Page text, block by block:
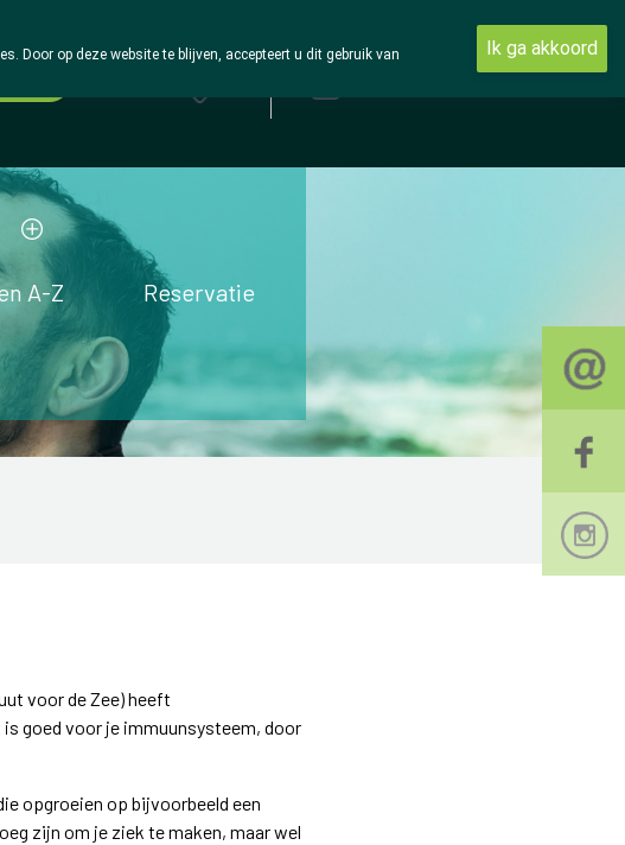
A-Z Reservatie
voor de Zee) heeft
goed voor je immuunsysteem, door
opgroeien op bijvoorbeeld een
zijn om je ziek te maken, maar wel
Door op deze website te blijven, accepteert u dit gebruik van
Ik ga akkoord